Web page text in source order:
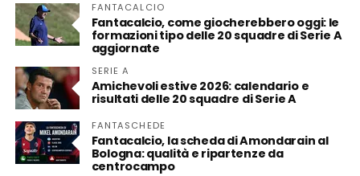
FANTACALCIO
Fantacalcio, come giocherebbero oggi: le
formazioni tipo delle 20 squadre di Serie A
aggiornate
SERIE A
Amichevoli estive 2026: calendario e
risultati delle 20 squadre di Serie A
FANTASCHEDE
Fantacalcio, la scheda di Amondarain al
Bologna: qualità e ripartenze da
centrocampo